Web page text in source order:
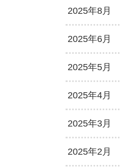
2025年8月
2025年6月
2025年5月
2025年4月
2025年3月
2025年2月